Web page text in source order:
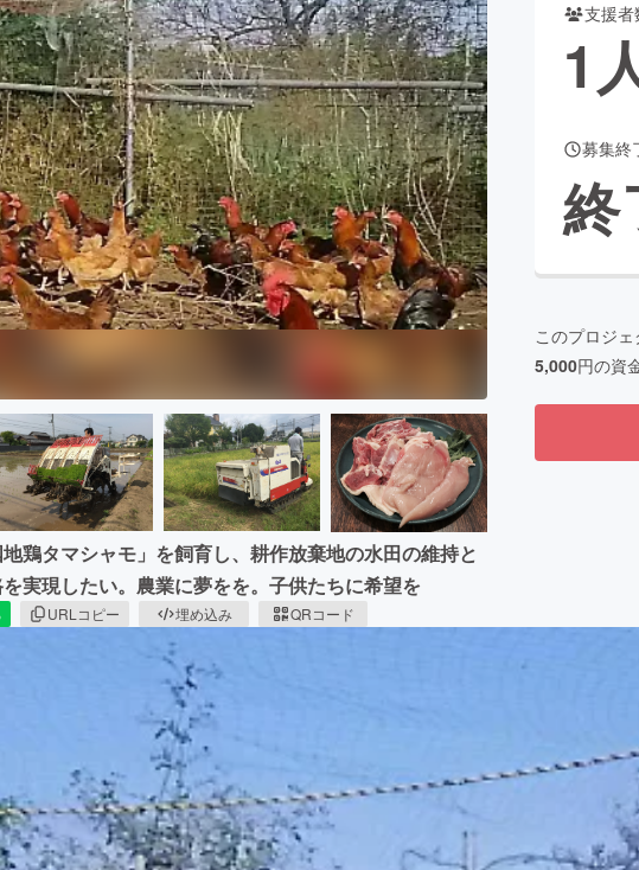
チャレンジ ビューティー・ヘルスケ
CAMPFIRE for Social GoodCAMPFIRE Creation
CAMPFIREふるさと納税machi-yaコミュニティ
鶏タマシャモ」を飼育し、耕作放棄地の水田の維持と
実現したい。農業に夢をを。子供たちに希望を
URLコピー 埋め込み QRコード
支援者
1
募集終
終
このプロジ
5,000円の資